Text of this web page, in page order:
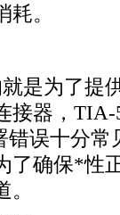
。
是为了提
接器，
错误十分
了确保*性